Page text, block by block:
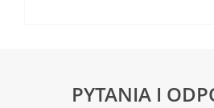
PYTANIA I